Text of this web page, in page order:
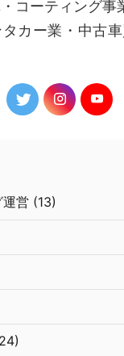
コーティング事
カー業・中古
営 (13)